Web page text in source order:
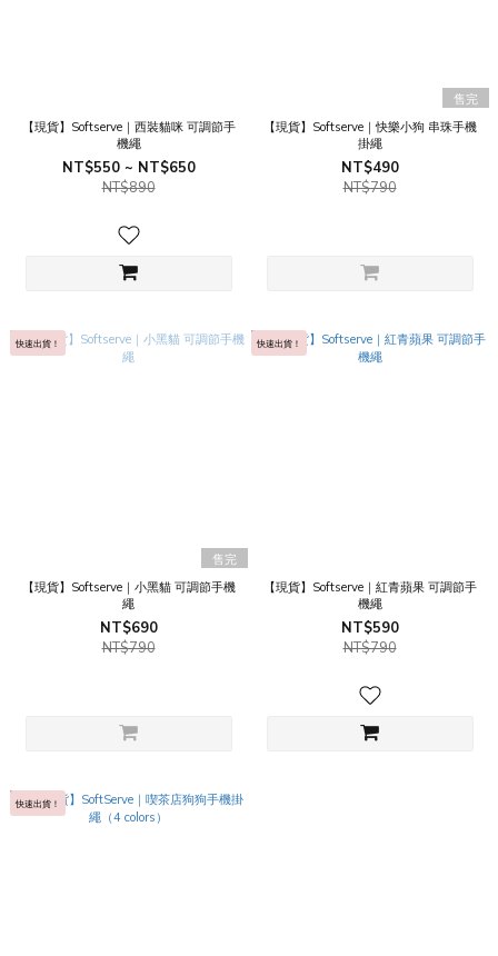
【現貨】Softserve｜西裝貓咪 可調節手
機繩
NT$550 ~ NT$650
NT$890
售完
【現貨】Softserve｜快樂小狗 串珠手機
掛繩
NT$490
NT$790
快速出貨！
售完
【現貨】Softserve｜小黑貓 可調節手機
繩
NT$690
NT$790
快速出貨！
【現貨】Softserve｜紅青蘋果 可調節手
機繩
NT$590
NT$790
快速出貨！